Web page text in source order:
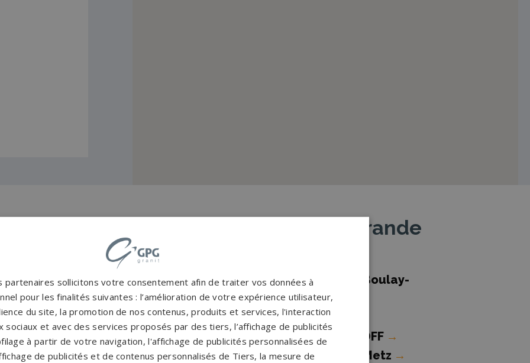
et marbriers autour de Moyeuvre-Grande
Pompes funèbres ARS
LAQUENEXY→
Pompes funèbres Boulay-
Moselle→
Pompes funèbres Dieuze→
Pompes funèbres
GROSBLIEDERSTROFF →
Pompes funèbres L'Hôpital→ Pompes funèbres Metz →
partenaires sollicitons votre consentement afin de traiter vos données à
pour les finalités suivantes : l’amélioration de votre expérience utilisateur,
du site, la promotion de nos contenus, produits et services, l'interaction
sociaux et avec des services proposés par des tiers, l’affichage de publicités
à partir de votre navigation, l'affichage de publicités personnalisées de
de publicités et de contenus personnalisés de Tiers, la mesure de